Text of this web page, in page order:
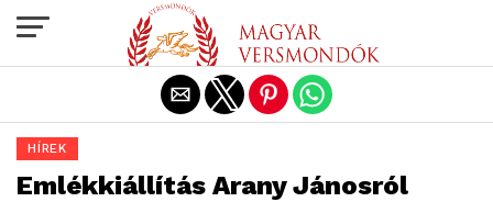
HÍREK
Emlékkiállítás Arany Jánosról
Exit mobile version